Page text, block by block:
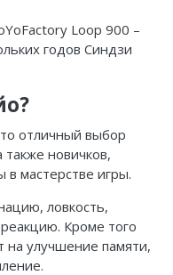
Loop 900 –
годов Синдзи
отличный выбор
новичков,
мастерстве игры.
ловкость,
Кроме того
на улучшение памяти,